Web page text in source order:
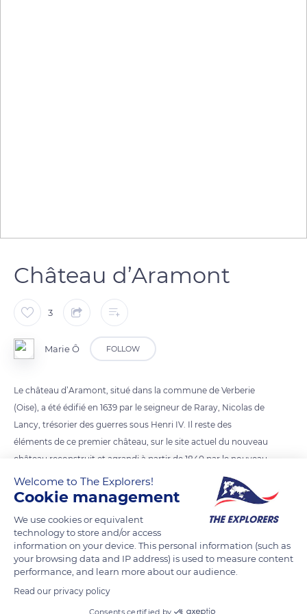
Château d’Aramont
3
Marie Ô FOLLOW
Le château d’Aramont, situé dans la commune de Verberie
(Oise), a été édifié en 1639 par le seigneur de Raray, Nicolas de
Lancy, trésorier des guerres sous Henri IV. Il reste des
éléments de ce premier château, sur le site actuel du nouveau
château reconstruit et agrandi à partir de 1840 par le nouveau
propriétaire Hippolyte Mosselman, banquier bruxellois.
Ce château appartient maintenant à la commune de Verberie
READ MORE TRANSLATE
Welcome to The Explorers!
Cookie management
We use cookies or equivalent
technology to store and/or access
information on your device. This personal information (such as
your browsing data and IP address) is used to measure content
performance, and learn more about our audience.
Read our privacy policy
Consents certified by